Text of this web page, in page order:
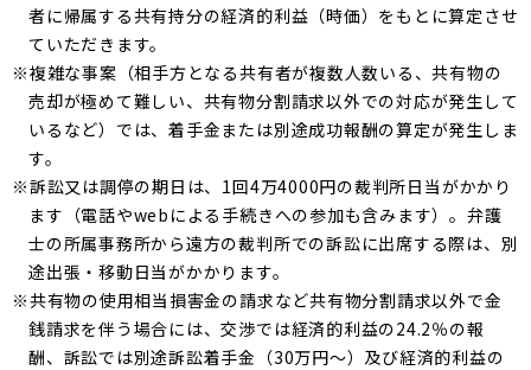
者に帰属する共有持分の経済的利益（時価）をもとに算定させ
ていただきます。
※複雑な事案（相手方となる共有者が複数人数いる、共有物の
売却が極めて難しい、共有物分割請求以外での対応が発生して
いるなど）では、着手金または別途成功報酬の算定が発生しま
す。
※訴訟又は調停の期日は、1回4万4000円の裁判所日当がかかり
ます（電話やwebによる手続きへの参加も含みます）。弁護
士の所属事務所から遠方の裁判所での訴訟に出席する際は、別
途出張・移動日当がかかります。
※共有物の使用相当損害金の請求など共有物分割請求以外で金
銭請求を伴う場合には、交渉では経済的利益の24.2％の報
酬、訴訟では別途訴訟着手金（30万円～）及び経済的利益の